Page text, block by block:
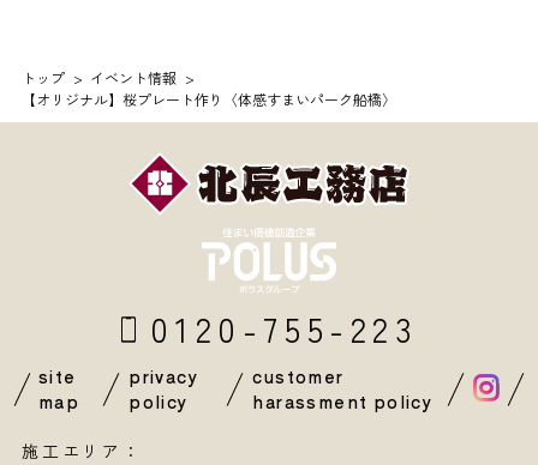
トップ
イベント情報
【オリジナル】桜プレート作り〈体感すまいパーク船橋〉
0120-755-223
site
map
privacy
policy
customer
harassment policy
施工エリア：